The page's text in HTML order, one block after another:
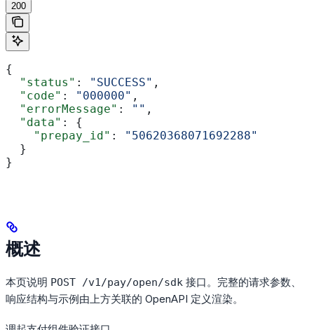
200
{
  "status"
: "SUCCESS" ,
  "code"
: "000000" ,
  "errorMessage"
: "" ,
  "data"
: {
    "prepay_id"
:
"50620368071692288"
  }
}
概述
本页说明 POST /v1/pay/open/sdk 接口。完整的请求参数、
响应结构与示例由上方关联的 OpenAPI 定义渲染。